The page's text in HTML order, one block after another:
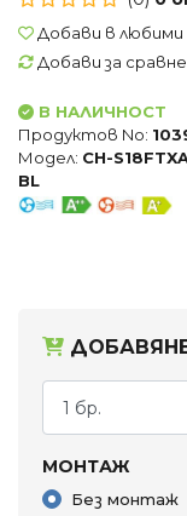
Добави в любими
Добави за
В НАЛИЧНОСТ
Продуктов No:
Модел: CH-
BL
МОНТАЖ
Без монтаж